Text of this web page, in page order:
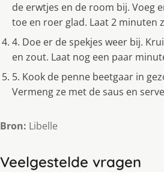
de erwtjes en de room bij. Voeg
toe en roer glad. Laat 2 minuten
4. Doe er de spekjes weer bij.
en zout. Laat nog een paar
5. Kook de penne beetgaar in
Vermeng ze met de saus en
Bron: Libelle
Veelgestelde vragen